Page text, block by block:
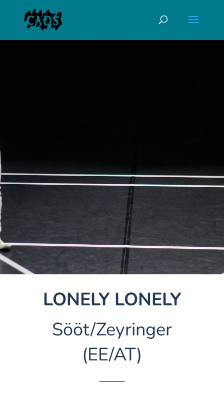
LONELY LONELY
Sööt/Zeyringer
(EE/AT)